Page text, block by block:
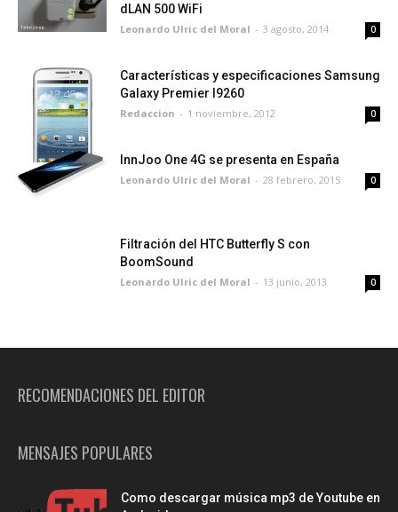
dLAN 500 WiFi
Leonardo Ulric del Moral - 3 agosto, 2014 0
Características y especificaciones Samsung
Galaxy Premier I9260
Redaccion - 1 noviembre, 2012 0
InnJoo One 4G se presenta en España
Leonardo Ulric del Moral - 28 febrero, 2015 0
Filtración del HTC Butterfly S con
BoomSound
Leonardo Ulric del Moral - 13 junio, 2013 0
RECOMENDACIONES DEL EDITOR
MENSAJES POPULARES
Como descargar música mp3 de Youtube en